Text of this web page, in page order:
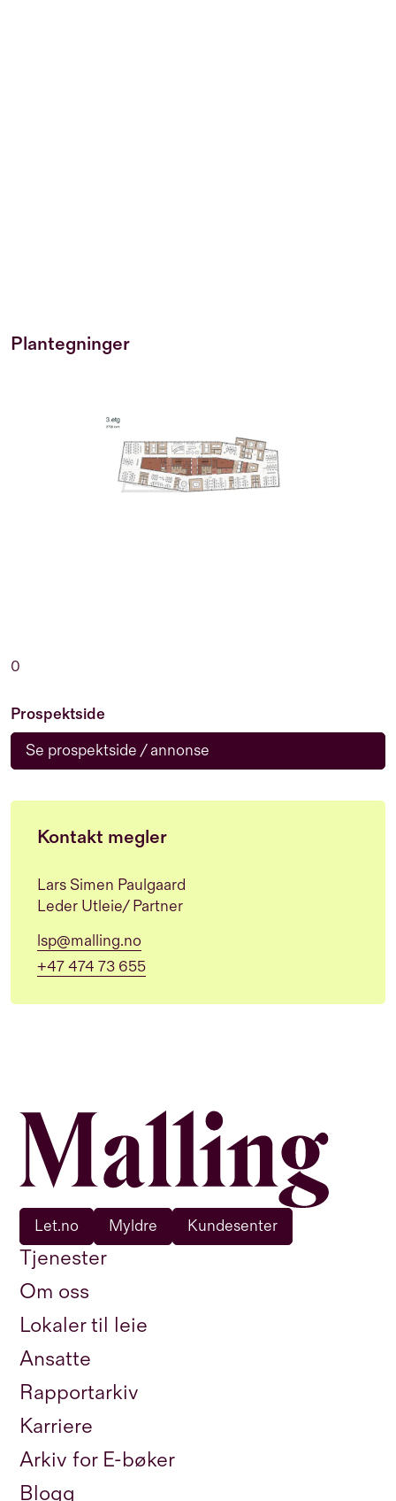
Plantegninger
0
Prospektside
Se prospektside / annonse
Kontakt megler
Lars Simen Paulgaard
Leder Utleie/ Partner
lsp@malling.no
+47 474 73 655
Tjenester
Om oss
Lokaler til leie
Ansatte
Rapportarkiv
Karriere
Arkiv for E-bøker
Blogg
Let.no Myldre Kundesenter